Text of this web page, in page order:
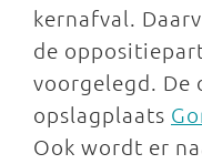
kernafval.
de
voorgelegd.
opslagplaats
Ook wordt er